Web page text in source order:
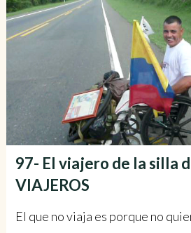
97- El viajero de la silla
VIAJEROS
El que no viaja es porque no